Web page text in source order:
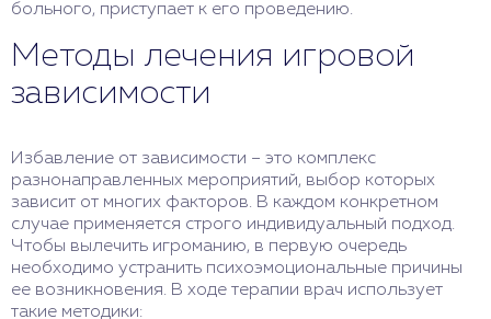
больного, приступает к его проведению.
Методы лечения игровой
зависимости
Избавление от зависимости – это комплекс
разнонаправленных мероприятий, выбор которых
зависит от многих факторов. В каждом конкретном
случае применяется строго индивидуальный подход.
Чтобы вылечить игроманию, в первую очередь
необходимо устранить психоэмоциональные причины
ее возникновения. В ходе терапии врач использует
такие методики: